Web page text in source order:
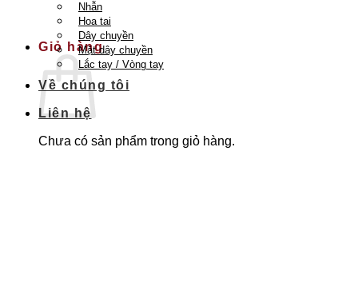
Quay trở lại cửa hàng
Giỏ hàng
Chưa có sản phẩm trong giỏ hàng.
Nhẫn
Hoa tai
Dây chuyền
Mặt dây chuyền
Lắc tay / Vòng tay
Về chúng tôi
Liên hệ